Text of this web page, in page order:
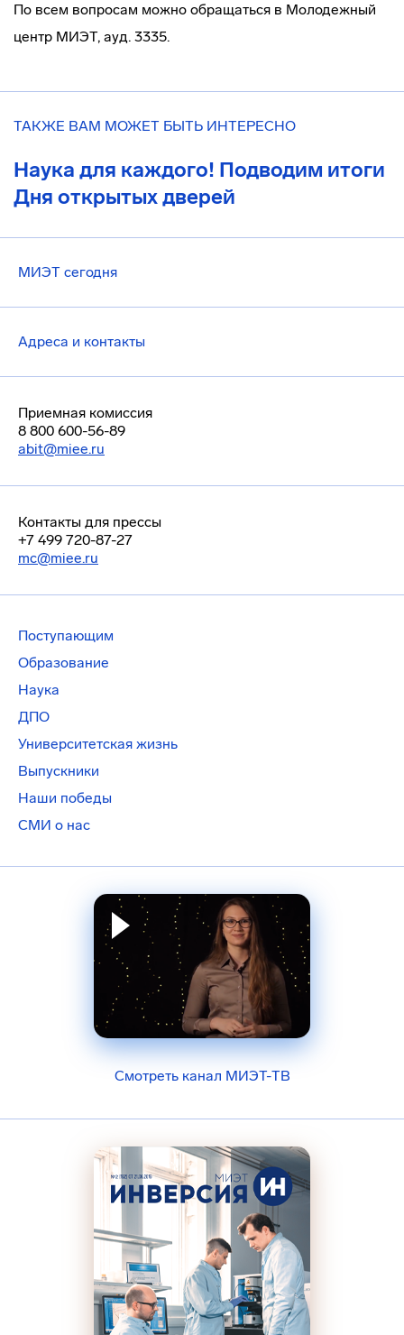
По всем вопросам можно обращаться в Молодежный
центр МИЭТ, ауд. 3335.
ТАКЖЕ ВАМ МОЖЕТ БЫТЬ ИНТЕРЕСНО
Наука для каждого! Подводим итоги
Дня открытых дверей
МИЭТ сегодня
Адреса и контакты
Приемная комиссия
8 800 600-56-89
abit@miee.ru
Контакты для прессы
+7 499 720-87-27
mc@miee.ru
Поступающим
Образование
Наука
ДПО
Университетская жизнь
Выпускники
Наши победы
СМИ о нас
Смотреть канал МИЭТ-ТВ